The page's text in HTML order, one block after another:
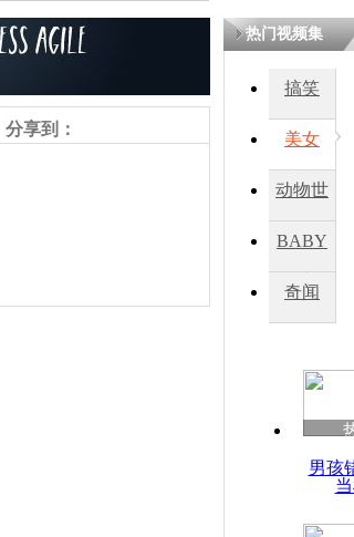
分享到：
热门视频集
搞笑
美女
动物世
BABY
秀
奇闻
男孩